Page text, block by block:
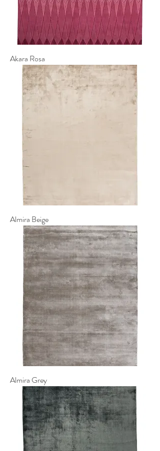
Akara Rosa
Almira Beige
Almira Grey